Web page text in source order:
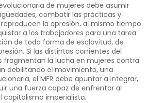
de mujeres debe asumir
combatir las prácticas y
la opresión, al mismo tiempo
a los trabajadores para una tarea
de toda forma de esclavitud, de
Si las distintas corrientes del
fragmentan la lucha en mujeres con­tra
debilitan­do el movimiento, una
el MFR debe apuntar a integrar,
una fuerza capaz de enfrentar al
capitalismo imperialista.